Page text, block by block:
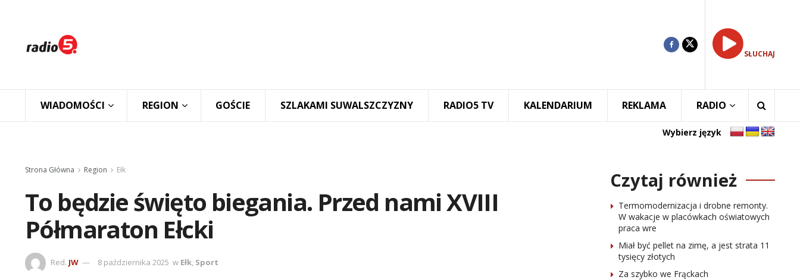
SŁUCHAJ
WIADOMOŚCI REGION GOŚCIE SZLAKAMI SUWALSZCZYZNY RADIO5 TV KALENDARIUM REKLAMA RADIO
Wybierz język
Strona Główna Region Ełk
To będzie święto biegania. Przed nami XVIII
Półmaraton Ełcki
Red. JW 8 października 2025 w Ełk, Sport
Czytaj również
Termomodernizacja i drobne remonty.
W wakacje w placówkach oświatowych
praca wre
Miał być pellet na zimę, a jest strata 11
tysięcy złotych
Za szybko we Frąckach